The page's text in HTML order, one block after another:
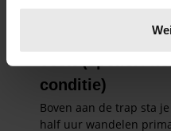
verwerkt en stel uw
intrekken in de
We gebruiken cookies om
personaliseren, om